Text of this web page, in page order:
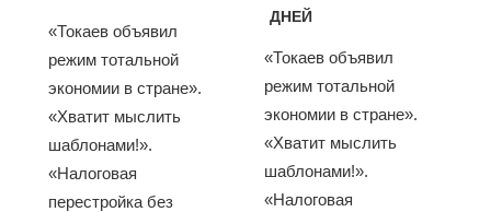
«Токаев объявил
режим тотальной
экономии в стране».
«Хватит мыслить
шаблонами!».
«Налоговая
перестройка без
ДНЕЙ
«Токаев объявил
режим тотальной
экономии в стране».
«Хватит мыслить
шаблонами!».
«Налоговая